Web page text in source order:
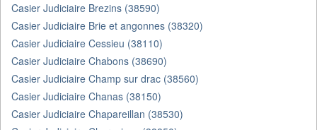
Casier Judiciaire Brezins (38590)
Casier Judiciaire Brie et angonnes (38320)
Casier Judiciaire Cessieu (38110)
Casier Judiciaire Chabons (38690)
Casier Judiciaire Champ sur drac (38560)
Casier Judiciaire Chanas (38150)
Casier Judiciaire Chapareillan (38530)